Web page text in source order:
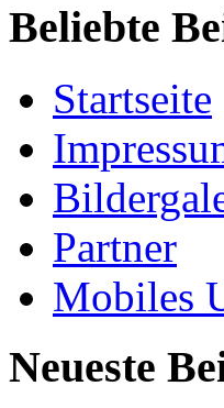
Beliebte
Startseite
Partner
Mobiles
Neueste